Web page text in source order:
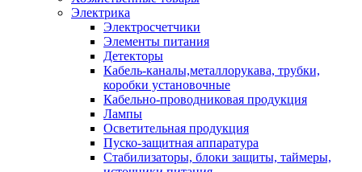
Электрика
Электросчетчики
Элементы питания
Детекторы
Кабель-каналы,металлорукава, трубки,
коробки установочные
Кабельно-проводниковая продукция
Лампы
Осветительная продукция
Пуско-защитная аппаратура
Стабилизаторы, блоки защиты, таймеры,